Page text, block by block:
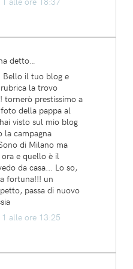
detto…
Bello il tuo blog e
la trovo
tornerò prestissimo a
della pappa al
visto sul mio blog
la campagna
di Milano ma
e quello è il
da casa... Lo so,
fortuna!!! un
passa di nuovo
alle ore 13:25